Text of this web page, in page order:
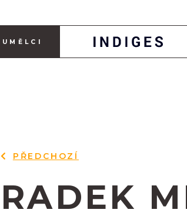
UMĚLCI
PŘEDCHOZÍ
RADEK